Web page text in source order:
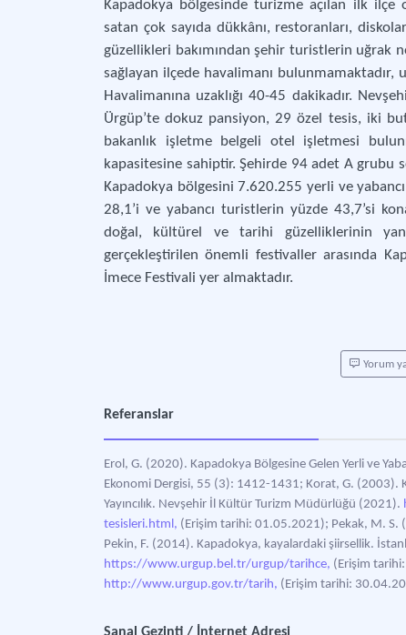
Kapadokya bölgesinde turizme açılan ilk ilçe
satan çok sayıda dükkânı, restoranları,
güzellikleri bakımından şehir turistlerin uğrak
sağlayan ilçede havalimanı
Havalimanına uzaklığı 40-45 dakikadır.
Ürgüp’te dokuz pansiyon, 29 özel tesis, iki
bakanlık işletme belgeli otel işletmesi
kapasitesine sahiptir. Şehirde 94 adet A grubu
Kapadokya bölgesini 7.620.255 yerli ve
28,1’i ve yabancı turistlerin yüzde 43,7’si
doğal, kültürel ve tarihi güzelliklerinin
gerçekleştirilen önemli festivaller arasında
İmece Festivali yer almaktadır.
Yorum
Referanslar
Erol, G. (2020). Kapadokya Bölgesine Gelen Yerli ve
Ekonomi Dergisi, 55 (3): 1412-1431; Korat, G. (2003).
Yayıncılık. Nevşehir İl Kültür Turizm Müdürlüğü (2021).
tesisleri.html, (Erişim tarihi: 01.05.2021); Pekak, M. S.
Pekin, F. (2014). Kapadokya, kayalardaki şiirsellik.
https://www.urgup.bel.tr/urgup/tarihce, (Erişim
http://www.urgup.gov.tr/tarih, (Erişim tarihi: